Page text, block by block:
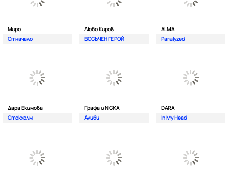
Миро
Отначало
Любо Киров
ВОСЪЧЕН ГЕРОЙ
ALMA
Paralyzed
Дара Екимова
Стокхолм
Графа и NICKA
Алиби
DARA
In My Head